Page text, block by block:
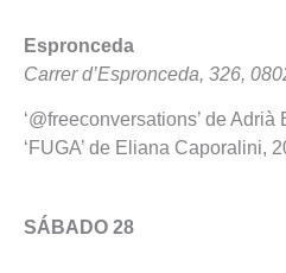
Espronceda
Carrer d’Espronceda, 326,
‘@freeconversations’ de
‘FUGA’ de Eliana Caporalini,
SÁBADO 28